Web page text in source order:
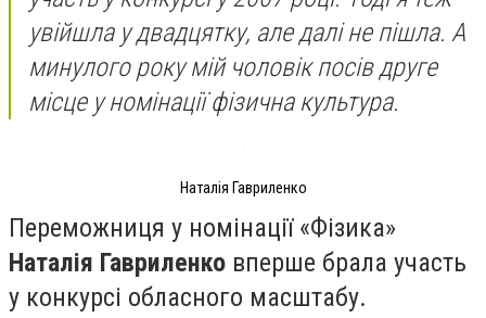
увійшла у двадцятку, але далі не пішла. А
минулого року мій чоловік посів друге
місце у номінації фізична культура.
Наталія Гавриленко
Переможниця у номінації «Фізика»
Наталія Гавриленко вперше брала участь
у конкурсі обласного масштабу.